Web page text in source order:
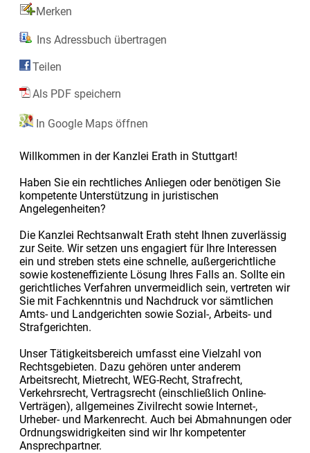
Merken
Ins Adressbuch übertragen
Teilen
Als PDF speichern
In Google Maps öffnen
Willkommen in der Kanzlei Erath in Stuttgart!
Haben Sie ein rechtliches Anliegen oder benötigen Sie
kompetente Unterstützung in juristischen
Angelegenheiten?
Die Kanzlei Rechtsanwalt Erath steht Ihnen zuverlässig
zur Seite. Wir setzen uns engagiert für Ihre Interessen
ein und streben stets eine schnelle, außergerichtliche
sowie kosteneffiziente Lösung Ihres Falls an. Sollte ein
gerichtliches Verfahren unvermeidlich sein, vertreten wir
Sie mit Fachkenntnis und Nachdruck vor sämtlichen
Amts- und Landgerichten sowie Sozial-, Arbeits- und
Strafgerichten.
Unser Tätigkeitsbereich umfasst eine Vielzahl von
Rechtsgebieten. Dazu gehören unter anderem
Arbeitsrecht, Mietrecht, WEG-Recht, Strafrecht,
Verkehrsrecht, Vertragsrecht (einschließlich Online-
Verträgen), allgemeines Zivilrecht sowie Internet-,
Urheber- und Markenrecht. Auch bei Abmahnungen oder
Ordnungswidrigkeiten sind wir Ihr kompetenter
Ansprechpartner.